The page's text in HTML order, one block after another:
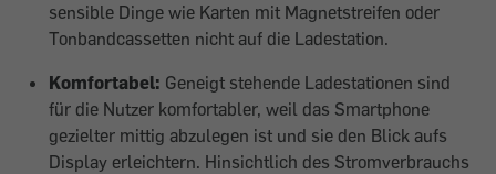
sensible Dinge wie Karten mit Magnetstreifen oder
Tonbandcassetten nicht auf die Ladestation.
Komfortabel: Geneigt stehende Ladestationen sind
für die Nutzer komfortabler, weil das Smartphone
gezielter mittig abzulegen ist und sie den Blick aufs
Display erleichtern. Hinsichtlich des Stromverbrauchs